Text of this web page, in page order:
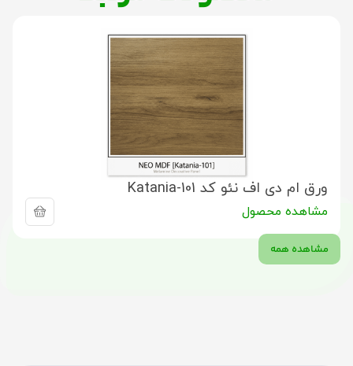
ورق ام دی اف نئو کد Katania-101
مشاهده محصول
مشاهده همه